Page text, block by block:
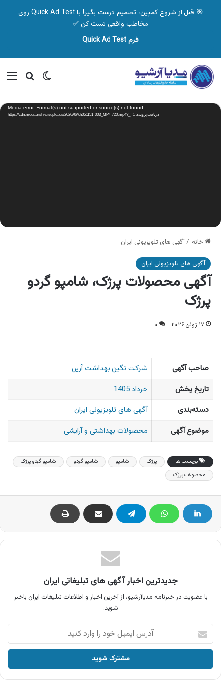
🎯 قبل از شروع کمپین، تصمیم درست بگیر! با Quick Ad Test روی
مخاطب واقعی تست کن ✅
فرم Quick Ad Test
تغییر پوسته
نمایشگر
ویدیو Media error: Format(s) not supported or source(s) not found
دریافت پرونده: https://cdn.mediaarshiv.ir/uploads/2026/06/kh051151-003_MP4-720.mp4?_=1
خانه /آگهی های تلویزیونی ایران
آگهی های تلویزیونی ایران
آگهی محصولات پرژک، شامپو گردو
پرژک
۱۷ ژوئن ۲۰۲۶ ۰
صاحب آگهی
شرکت نگین بهداشت آرین
تاریخ پخش
خرداد 1405
دسته‌بندی
آگهی های تلویزیونی ایران
موضوع آگهی
محصولات بهداشتی و آرایشی
برچسب ها پرژک شامپو شامپو گردو
شامپو گردو پرژک
محصولات پرژک
جدیدترین اخبار آگهی های تبلیغاتی ایران
با عضویت در خبرنامه مدیاآرشیو، از آخرین اخبار و اطلاعات تبلیغات ایران باخبر
شوید.
آدرس
ایمیل
خود
وارد
کنید